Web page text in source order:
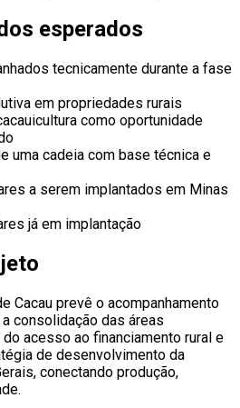
esperados
tecnicamente durante a fase
em propriedades rurais
como oportunidade
uma cadeia com base técnica e
a serem implantados em Minas
já em implantação
Cacau prevê o acompanhamento
consolidação das áreas
acesso ao financiamento rural e
de desenvolvimento da
conectando produção,